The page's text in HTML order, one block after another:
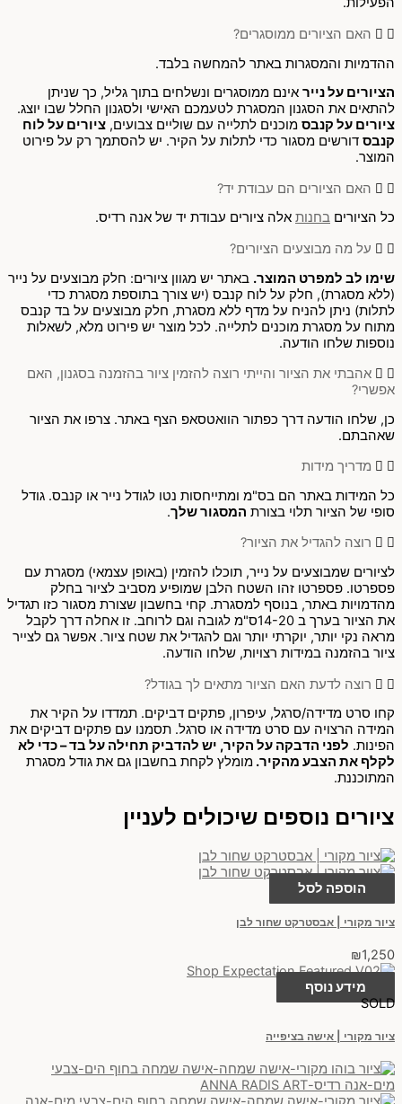
האם הציורים ממוסגרים?
ההדמיות והמסגרות באתר להמחשה בלבד.
הציורים על נייר אינם ממוסגרים ונשלחים בתוך גליל, כך שניתן
להתאים את הסגנון המסגרת לטעמכם האישי ולסגנון החלל שבו יוצג.
ציורים על קנבס מוכנים לתלייה עם שוליים צבועים, ציורים על לוח
קנבס דורשים מסגור כדי לתלות על הקיר. יש להסתמך רק על פירוט
המוצר.
האם הציורים הם עבודת יד?
כל הציורים בחנות אלה ציורים עבודת יד של אנה רדיס.
על מה מבוצעים הציורים?
שימו לב למפרט המוצר. באתר יש מגוון ציורים: חלק מבוצעים על נייר
(ללא מסגרת), חלק על לוח קנבס (יש צורך בתוספת מסגרת כדי
לתלות) ניתן להניח על מדף ללא מסגרת, חלק מבוצעים על בד קנבס
מתוח על מסגרת מוכנים לתלייה. לכל מוצר יש פירוט מלא, לשאלות
נוספות שלחו הודעה.
אהבתי את הציור והייתי רוצה להזמין ציור בהזמנה בסגנון, האם
אפשרי?
כן, שלחו הודעה דרך כפתור הוואטסאפ הצף באתר. צרפו את הציור
שאהבתם.
מדריך מידות
כל המידות באתר הם בס"מ ומתייחסות נטו לגודל נייר או קנבס. גודל
סופי של הציור תלוי בצורת המסגור שלך.
רוצה להגדיל את הציור?
לציורים שמבוצעים על נייר, תוכלו להזמין (באופן עצמאי) מסגרת עם
פספרטו. פספרטו זהו השטח הלבן שמופיע מסביב לציור בחלק
מהדמויות באתר, בנוסף למסגרת. קחי בחשבון שצורת מסגור כזו תגדיל
את הציור בערך ב 14-20ס"מ לגובה וגם לרוחב. זו אחלה דרך לקבל
מראה נקי יותר, יוקרתי יותר וגם להגדיל את שטח ציור. אפשר גם לצייר
ציור בהזמנה במידות רצויות, שלחו הודעה.
רוצה לדעת האם הציור מתאים לך בגודל?
קחו סרט מדידה/סרגל, עיפרון, פתקים דביקים. תמדדו על הקיר את
המידה הרצויה עם סרט מדידה או סרגל. תסמנו עם פתקים דביקים את
הפינות. לפני הדבקה על הקיר, יש להדביק תחילה על בד – כדי לא
לקלף את הצבע מהקיר. מומלץ לקחת בחשבון גם את גודל מסגרת
המתוכננת.
ציורים נוספים שיכולים לעניין
הוספה לסל
ציור מקורי | אבסטרקט שחור לבן
₪1,250
מידע נוסף
SOLD
ציור מקורי | אישה בציפייה